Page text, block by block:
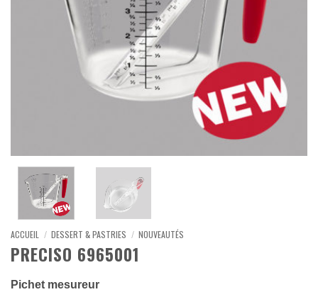
ACCUEIL / DESSERT & PASTRIES / NOUVEAUTÉS
PRECISO 6965001
Pichet mesureur